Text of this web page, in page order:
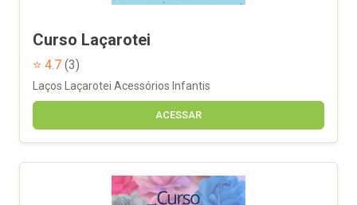
Curso Laçarotei
⭐ 4.7 (3)
Laços Laçarotei Acessórios Infantis
ACESSAR